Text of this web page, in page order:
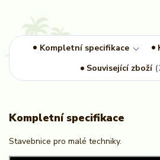
Kompletní specifikace
Související zboží
Kompletní specifikace
Stavebnice pro malé techniky.